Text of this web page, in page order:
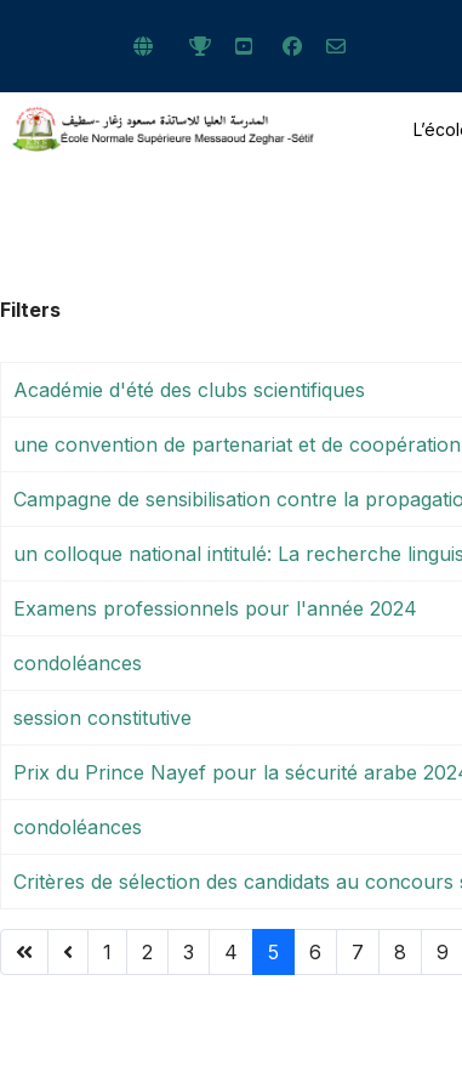
Filters
Académie d'été des clubs scientifiques
une convention de partenariat et de coopération
Campagne de sensibilisation contre la
un colloque national intitulé: La recherche
Examens professionnels pour l'année 2024
condoléances
session constitutive
Prix du Prince Nayef pour la sécurité arabe
condoléances
Critères de sélection des candidats au
1 2 3 4 5 6 7 8 9